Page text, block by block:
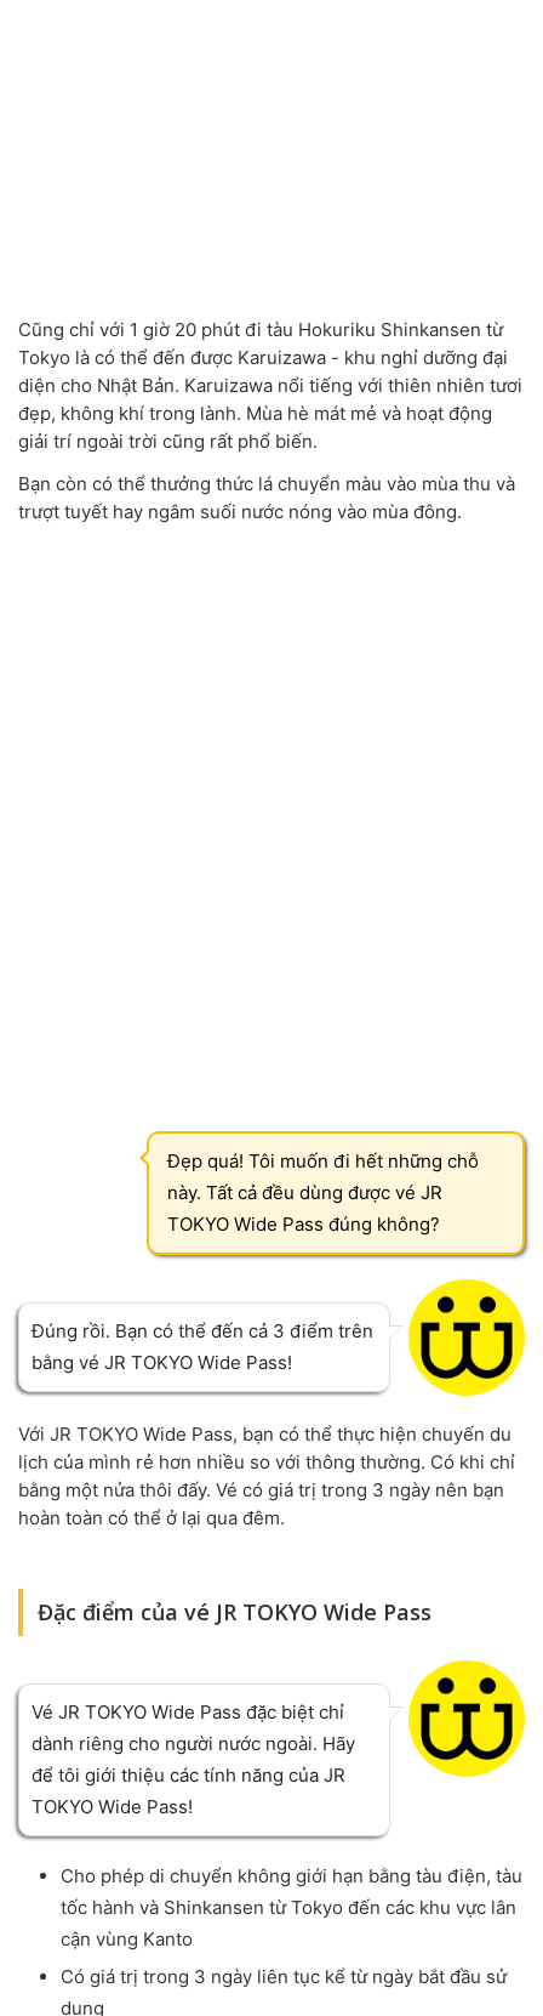
Cũng chỉ với 1 giờ 20 phút đi tàu Hokuriku Shinkansen từ
Tokyo là có thể đến được Karuizawa - khu nghỉ dưỡng đại
diện cho Nhật Bản. Karuizawa nổi tiếng với thiên nhiên tươi
đẹp, không khí trong lành. Mùa hè mát mẻ và hoạt động
giải trí ngoài trời cũng rất phổ biến.
Bạn còn có thể thưởng thức lá chuyển màu vào mùa thu và
trượt tuyết hay ngâm suối nước nóng vào mùa đông.
Đẹp quá! Tôi muốn đi hết những chỗ
này. Tất cả đều dùng được vé JR
TOKYO Wide Pass đúng không?
Đúng rồi. Bạn có thể đến cả 3 điểm trên
bằng vé JR TOKYO Wide Pass!
Với JR TOKYO Wide Pass, bạn có thể thực hiện chuyến du
lịch của mình rẻ hơn nhiều so với thông thường. Có khi chỉ
bằng một nửa thôi đấy. Vé có giá trị trong 3 ngày nên bạn
hoàn toàn có thể ở lại qua đêm.
Đặc điểm của vé JR TOKYO Wide Pass
Vé JR TOKYO Wide Pass đặc biệt chỉ
dành riêng cho người nước ngoài. Hãy
để tôi giới thiệu các tính năng của JR
TOKYO Wide Pass!
Cho phép di chuyển không giới hạn bằng tàu điện, tàu
tốc hành và Shinkansen từ Tokyo đến các khu vực lân
cận vùng Kanto
Có giá trị trong 3 ngày liên tục kể từ ngày bắt đầu sử
dụng